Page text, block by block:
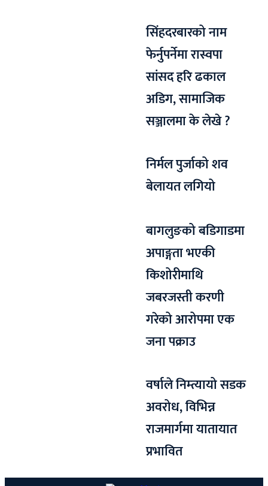
सिंहदरबारको नाम
फेर्नुपर्नेमा रास्वपा
सांसद हरि ढकाल
अडिग, सामाजिक
सञ्जालमा के लेखे ?
निर्मल पुर्जाको शव
बेलायत लगियो
बागलुङको बडिगाडमा
अपाङ्गता भएकी
किशोरीमाथि
जबरजस्ती करणी
गरेको आरोपमा एक
जना पक्राउ
वर्षाले निम्त्यायो सडक
अवरोध, विभिन्न
राजमार्गमा यातायात
प्रभावित